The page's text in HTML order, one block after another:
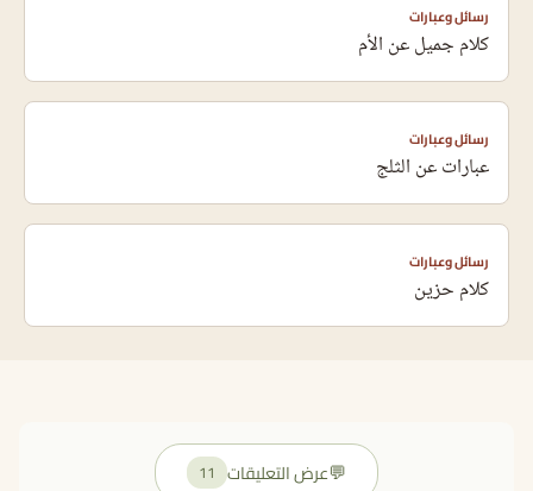
رسائل وعبارات
كلام جميل عن الأم
رسائل وعبارات
عبارات عن الثلج
رسائل وعبارات
كلام حزين
💬عرض التعليقات 11